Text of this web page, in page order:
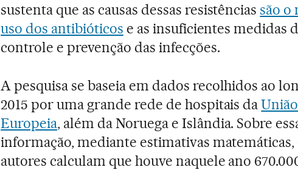
sustenta que as causas dessas resistênciassão o
uso dos antibióticos e as insuficientes medidas
controle e prevenção das infecções.
A pesquisa se baseia em dados recolhidos ao
2015 por uma grande rede de hospitais daUnião
Europeia, além da Noruega e Islândia. Sobre
informação, mediante estimativas matemáticas,
autores calculam que houve naquele ano